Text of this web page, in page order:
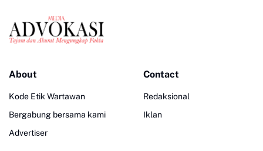
About
Kode Etik Wartawan
Bergabung bersama kami
Advertiser
Contact
Redaksional
Iklan